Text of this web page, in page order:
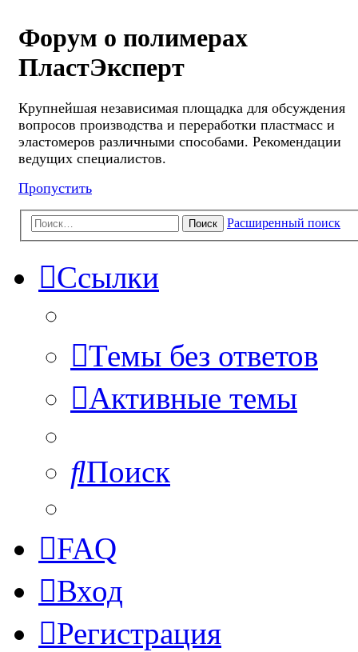
Форум о полимерах
ПластЭксперт
Крупнейшая независимая площадка для обсуждения
вопросов производства и переработки пластмасс и
эластомеров различными способами. Рекомендации
ведущих специалистов.
Пропустить
Поиск Расширенный поиск
Ссылки
Темы без ответов
Активные темы
Поиск
FAQ
Вход
Регистрация